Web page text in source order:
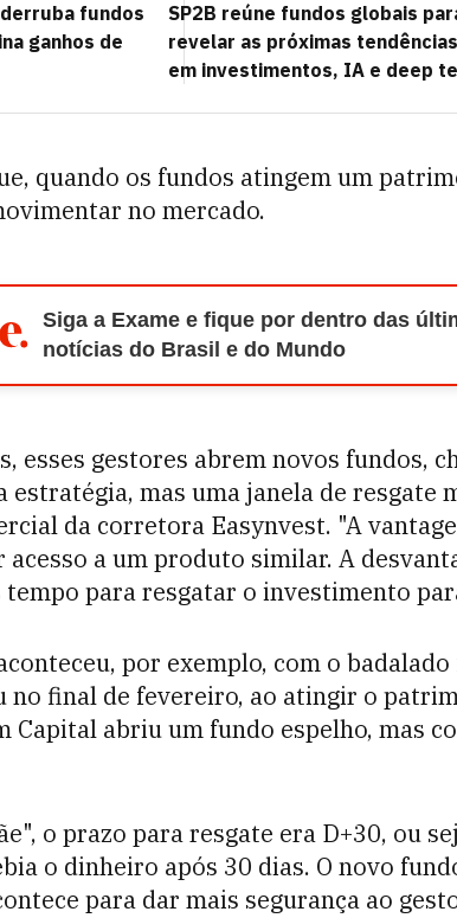
fundos
ganhos de
SP2B reúne fundos globais
revelar as próximas tendências
em investimentos, IA e deep
quando os fundos atingem um
no mercado.
Siga a Exame e fique por dentro das
notícias do Brasil e do Mundo
esses gestores abrem novos fundos,
estratégia, mas uma janela de resgate
da corretora Easynvest. "A
acesso a um produto similar. A
tempo para resgatar o investimento
por exemplo, com o
no final de fevereiro, ao atingir o
Capital abriu um fundo espelho, mas
o prazo para resgate era D+30, ou
o dinheiro após 30 dias. O novo
para dar mais segurança ao